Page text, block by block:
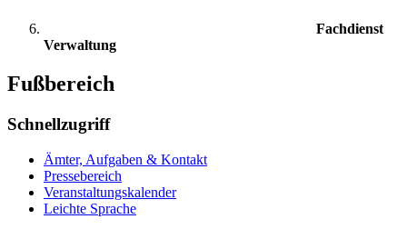
Fachdienst
Verwaltung
Fußbereich
Schnellzugriff
Ämter, Aufgaben & Kontakt
Pressebereich
Veranstaltungskalender
Leichte Sprache